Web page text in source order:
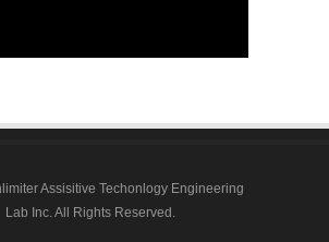
Assisitive Techonlogy Engineering
Lab Inc. All Rights Reserved.